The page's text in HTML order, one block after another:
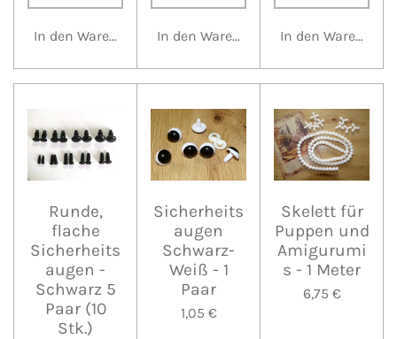
In den Warenkorb In den Warenkorb In den Warenkorb
Runde,
flache
Sicherheits
augen -
Schwarz 5
Paar (10
Stk.)
Sicherheits
augen
Schwarz-
Weiß - 1
Paar
1,05 €
Skelett für
Puppen und
Amigurumi
s - 1 Meter
6,75 €